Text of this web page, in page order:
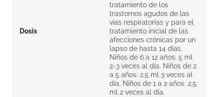
Dosis
tratamiento de los
trastornos agudos de las
vías respiratorias y para el
tratamiento inicial de las
afecciones crónicas por un
lapso de hasta 14 días.
Niños de 6 a 12 años: 5 ml
2-3 veces al día. Niños de 2
a 5 años: 2,5 ml 3 veces al
día. Niños de 1 a 2 años: 2,5
ml 2 veces al día.